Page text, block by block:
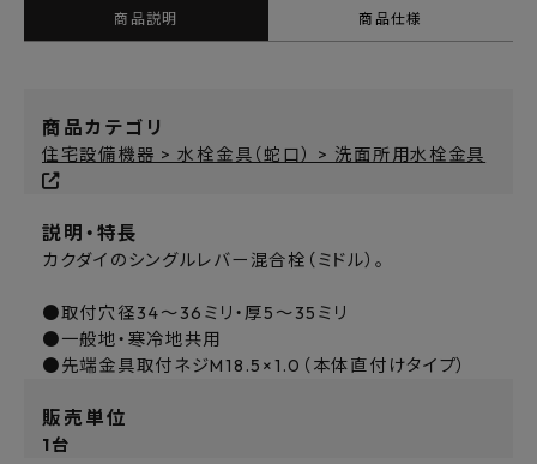
商品説明 商品仕様
商品カテゴリ
住宅設備機器 > 水栓金具（蛇口） > 洗面所用水栓金具
説明・特長
カクダイのシングルレバー混合栓（ミドル）。
●取付穴径34～36ミリ・厚5～35ミリ
●一般地・寒冷地共用
●先端金具取付ネジM18.5×1.0（本体直付けタイプ）
販売単位
1台